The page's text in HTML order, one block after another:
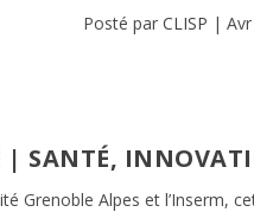
Posté par CLISP |
| SANTÉ,
Grenoble Alpes et l’Inserm,